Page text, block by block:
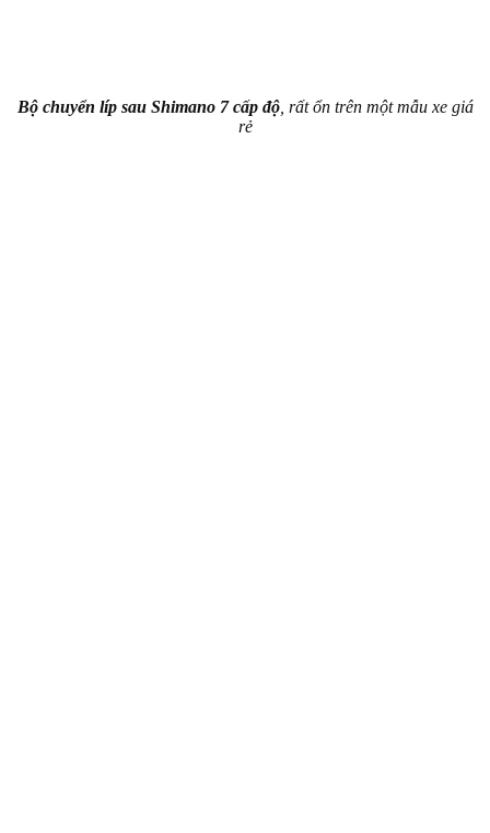
Bộ chuyển líp sau Shimano 7 cấp độ, rất ổn trên một mẫu xe giá
rẻ